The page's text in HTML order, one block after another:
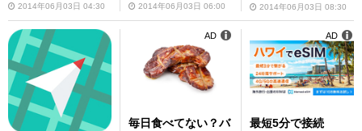
2014年06月03日 04:30 2014年06月03日 06:00 2014年06月03日 08:30
毎日食べてない？バ
AD
最短5分で接続
AD